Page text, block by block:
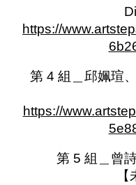
https://
第 4 組＿邱姵瑄
https://
第 5 組＿曾